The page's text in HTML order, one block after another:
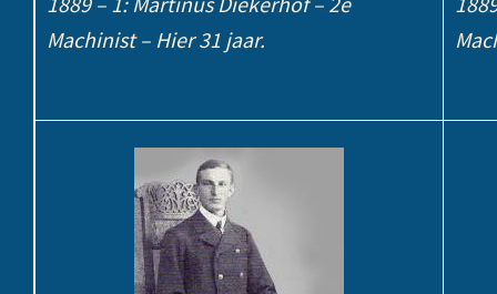
Machinist – Hier 31 jaar.